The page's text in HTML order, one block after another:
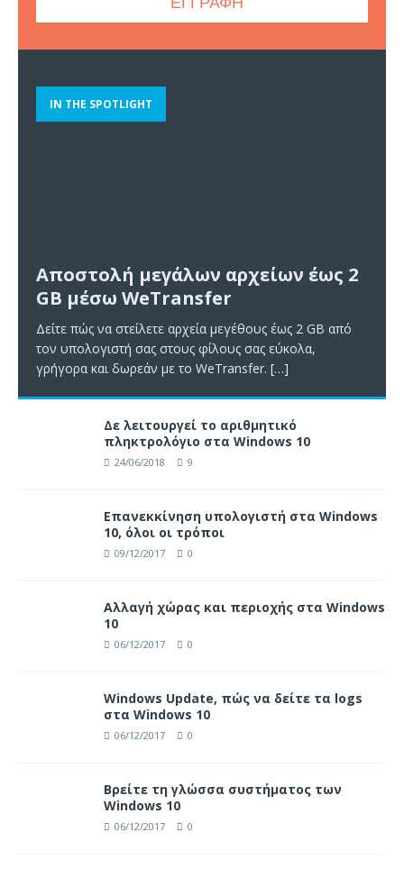
IN THE SPOTLIGHT
Αποστολή μεγάλων αρχείων έως 2
GB μέσω WeTransfer
Δείτε πώς να στείλετε αρχεία μεγέθους έως 2 GB από
τον υπολογιστή σας στους φίλους σας εύκολα,
γρήγορα και δωρεάν με το WeTransfer. […]
Δε λειτουργεί το αριθμητικό
πληκτρολόγιο στα Windows 10
24/06/2018 9
Επανεκκίνηση υπολογιστή στα Windows
10, όλοι οι τρόποι
09/12/2017 0
Αλλαγή χώρας και περιοχής στα Windows
10
06/12/2017 0
Windows Update, πώς να δείτε τα logs
στα Windows 10
06/12/2017 0
Βρείτε τη γλώσσα συστήματος των
Windows 10
06/12/2017 0